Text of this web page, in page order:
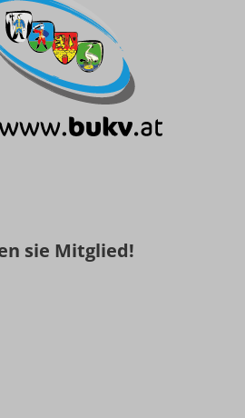
sie Mitglied!